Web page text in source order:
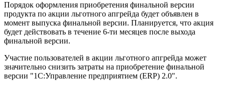
Порядок оформления приобретения финальной версии
продукта по акции льготного апгрейда будет объявлен в
момент выпуска финальной версии. Планируется, что акция
будет действовать в течение 6-ти месяцев после выхода
финальной версии.
Участие пользователей в акции льготного апгрейда может
значительно снизить затраты на приобретение финальной
версии "1С:Управление предприятием (ERP) 2.0".